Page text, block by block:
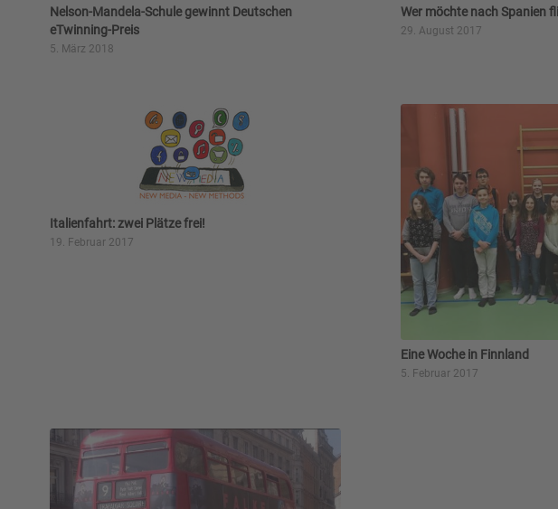
Nelson-Mandela-Schule gewinnt Deutschen
eTwinning-Preis
5. März 2018
Wer möchte nach Spanien
29. August 2017
Italienfahrt: zwei Plätze frei!
19. Februar 2017
Eine Woche in Finnland
5. Februar 2017